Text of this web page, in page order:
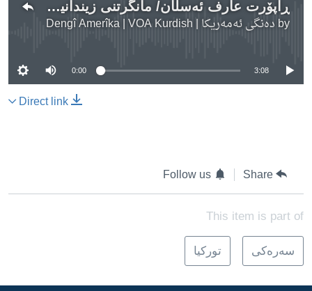
ڕاپۆرت عارف ئەسڵان/ مانگرتنی زیندانیان لە وان
by دەنگی ئەمەریکا | Dengî Amerîka | VOA Kurdish
No media source currently available
0:00 3:08
Direct link
Share
Follow us
This item is part of
سه‌ره‌کی تورکیا